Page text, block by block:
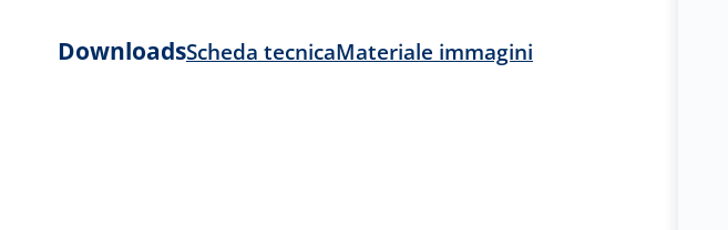
DownloadsScheda tecnicaMateriale immagini